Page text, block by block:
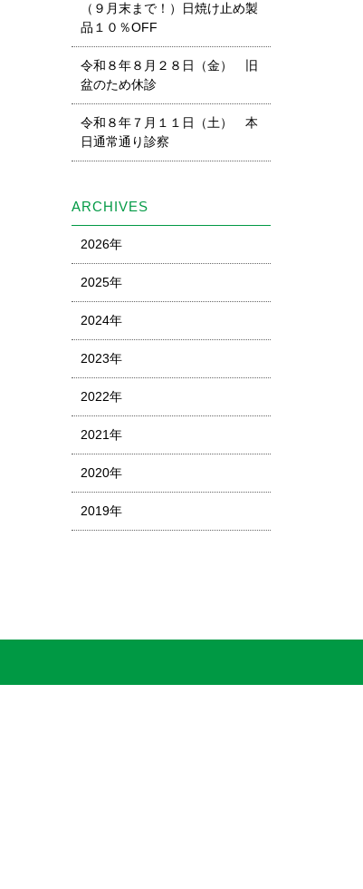
（９月末まで！）日焼け止め製
品１０％OFF
令和８年８月２８日（金） 旧
盆のため休診
令和８年７月１１日（土） 本
日通常通り診察
ARCHIVES
2026年
2025年
2024年
2023年
2022年
2021年
2020年
2019年